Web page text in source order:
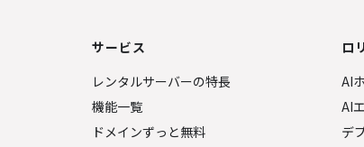
サービス
レンタルサーバーの特長
機能一覧
ドメインずっと無料
ロ
AI
AI
デ